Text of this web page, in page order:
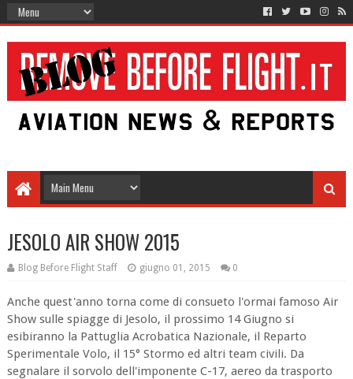
JESOLO AIR SHOW 2015
Blog Before Flight Staff giugno 01, 2015 0
Anche quest'anno torna come di consueto l'ormai famoso Air
Show sulle spiagge di Jesolo, il prossimo 14 Giugno si
esibiranno la Pattuglia Acrobatica Nazionale, il Reparto
Sperimentale Volo, il 15° Stormo ed altri team civili. Da
segnalare il sorvolo dell'imponente C-17, aereo da trasporto